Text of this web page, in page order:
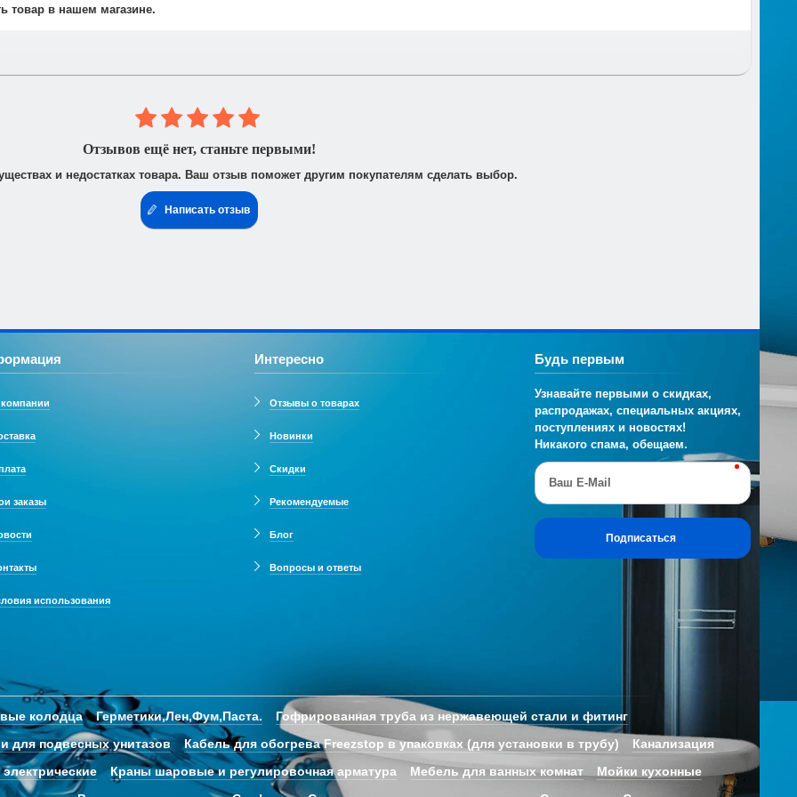
осуществляется.
товар в нашем магазине.
лицами. После получения заказа Вам высылается счёт по электронной почте для его оплаты в банке в
доверенность от фирмы-плательщика.
Отзывов ещё нет, станьте первыми!
и недостатках товара. Ваш отзыв поможет другим покупателям сделать выбор.
Написать отзыв
заказы
использования
Интересно
Отзывы о товарах
Новинки
Скидки
Рекомендуемые
Блог
Вопросы и ответы
Будь первым
Узнавайте первыми о скидках,
распродажах, специальных акциях,
поступлениях и новостях!
Никакого спама, обещаем.
Ваш E-Mail
Подписаться
колодца Герметики,Лен,Фум,Паста.
Гофрированная труба из нержавеющей стали и фитинг
для подвесных унитазов Кабель для обогрева Freezstop в упаковках (для установки в трубу)
Канализация
Краны шаровые и регулировочная арматура Мебель для ванных комнат
Мойки кухонные